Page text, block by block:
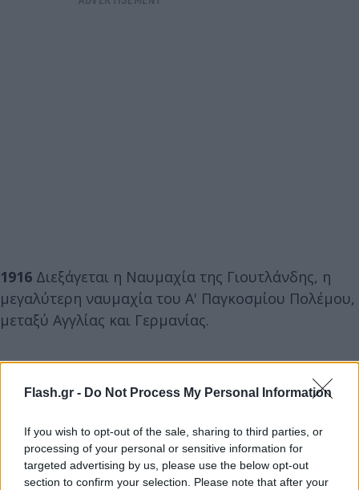
Flash.gr - Do Not Process My Personal Information
If you wish to opt-out of the sale, sharing to third parties, or
processing of your personal or sensitive information for
targeted advertising by us, please use the below opt-out
section to confirm your selection. Please note that after your
1916 Διεξάγεται η Ναυμαχία της Γιουτλάνδης, η
μεγαλύτερη ναυμαχία του Α' Παγκοσμίου Πολέμου,
μεταξύ Αγγλίας και Γερμανίας.
1927Παράγεται το τελευταίο κομμάτι του
αυτοκινήτου της Φόρντ «Μοντέλο Τ» (Ford Model
μονάδων.
1952Ο Νικόλαος Πλαστήρας αναλαμβάνει